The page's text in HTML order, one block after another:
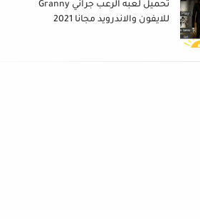
تحميل لعبه الرعب جراني Granny
للايفون والاندرويد مجانا 2021